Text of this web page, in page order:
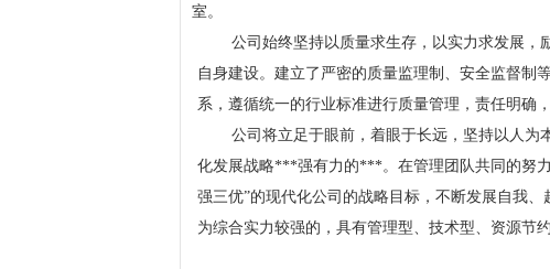
室。
公司始终坚持以质量求生存，以实力求发展，
自身建设。 建立了 严密的质量监理制、安全监督制
系，遵循统一的行业标准进行质量管理，责任明确
公司将立足于眼前，着眼于长远， 坚持以人为
化发展战略***强有力的***。在管理团队共同的努
强三优”的现代化公司的战略目标，不断发展自我、
为综合实力较强的，具有管理型、技术型、资源节